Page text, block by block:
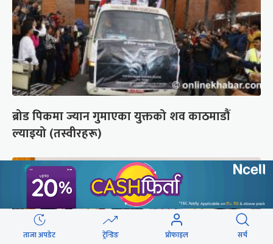
ब्रोड पिकमा ज्यान गुमाएका युक्तको शव काठमाडौं
ल्याइयो (तस्वीरहरू)
ताजा अपडेट ट्रेन्डिङ प्रोफाइल सर्च